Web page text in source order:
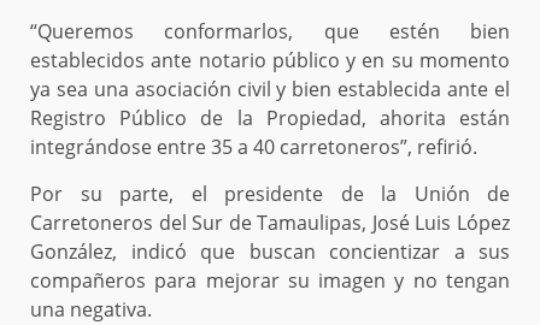
“Queremos conformarlos, que estén bien
establecidos ante notario público y en su momento
ya sea una asociación civil y bien establecida ante el
Registro Público de la Propiedad, ahorita están
integrándose entre 35 a 40 carretoneros”, refirió.
Por su parte, el presidente de la Unión de
Carretoneros del Sur de Tamaulipas, José Luis López
González, indicó que buscan concientizar a sus
compañeros para mejorar su imagen y no tengan
una negativa.